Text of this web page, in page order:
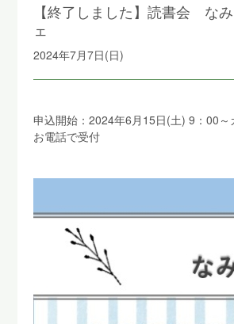
【終了しました】読書会 な
ェ
2024年7月7日(日)
申込開始：2024年6月15日(土) 9：00～
お電話で受付